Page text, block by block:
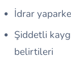
İdrar
Şiddetli
belirtileri